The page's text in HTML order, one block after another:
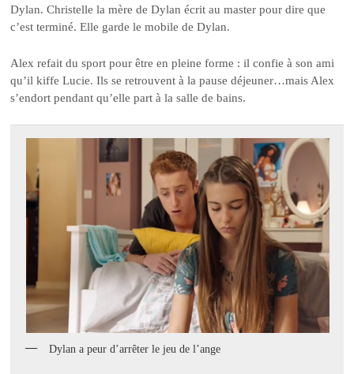
Dylan. Christelle la mère de Dylan écrit au master pour dire que
c’est terminé. Elle garde le mobile de Dylan.
Alex refait du sport pour être en pleine forme : il confie à son ami
qu’il kiffe Lucie. Ils se retrouvent à la pause déjeuner…mais Alex
s’endort pendant qu’elle part à la salle de bains.
Dylan a peur d’arrêter le jeu de l’ange